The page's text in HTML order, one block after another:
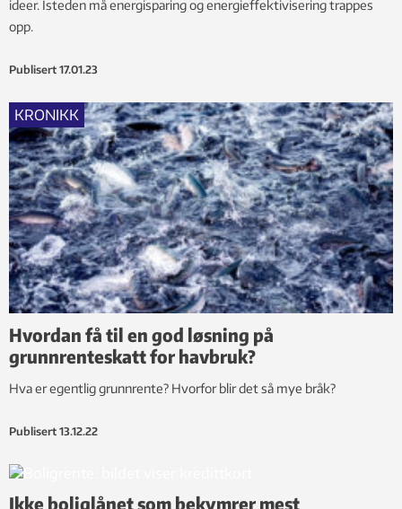
ideer. Isteden må energisparing og energieffektivisering trappes
opp.
Publisert 17.01.23
KRONIKK
Hvordan få til en god løsning på
grunnrenteskatt for havbruk?
Hva er egentlig grunnrente? Hvorfor blir det så mye bråk?
Publisert 13.12.22
Ikke boliglånet som bekymrer mest